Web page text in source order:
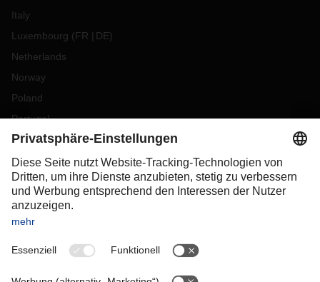
Italy
Luxembourg (FR DE)
Netherlands
Norway
Poland
Portugal
Romania
Slovakia
Spain
Sweden
Switzerland
OCEANIA